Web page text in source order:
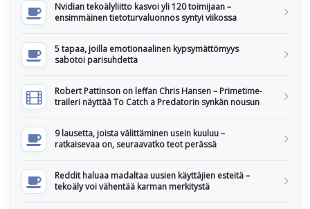
Nvidian tekoälyliitto kasvoi yli 120 toimijaan –
ensimmäinen tietoturvaluonnos syntyi viikossa
5 tapaa, joilla emotionaalinen kypsymättömyys
sabotoi parisuhdetta
Robert Pattinson on leffan Chris Hansen – Primetime-
traileri näyttää To Catch a Predatorin synkän nousun
9 lausetta, joista välittäminen usein kuuluu –
ratkaisevaa on, seuraavatko teot perässä
Reddit haluaa madaltaa uusien käyttäjien esteitä –
tekoäly voi vähentää karman merkitystä